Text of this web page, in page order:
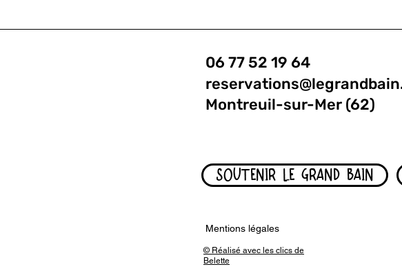
06 77 52 19 64
Montreuil-sur-Mer (62)
SOUTENIR LE GRAND BAIN
Mentions légales
© Réalisé avec les clics de
Belette